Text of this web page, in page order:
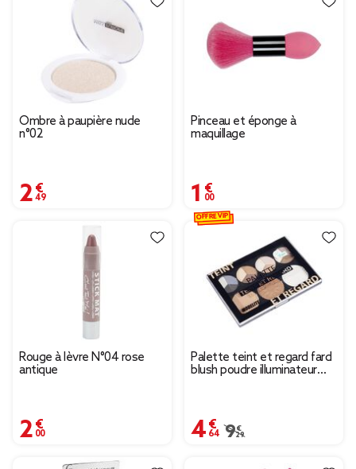
Ombre à paupière nude
n°02
2,49 €
Pinceau et éponge à
maquillage
1,00 €
Rouge à lèvre N°04 rose
antique
2,00 €
Palette teint et regard fard
blush poudre illuminateur
4,64 €
Prix remisé de 9,29 €
9,29 €
OFFRE VIP